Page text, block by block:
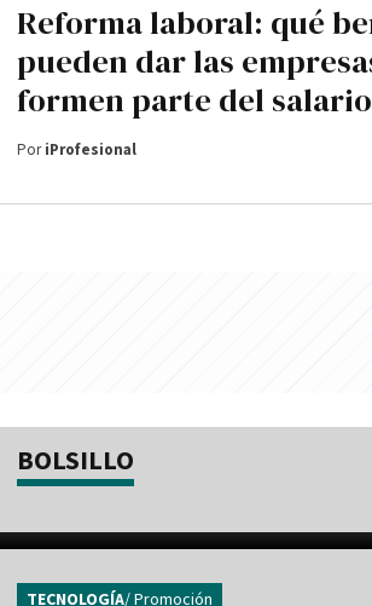
Reforma laboral: qué
pueden dar las
formen parte del salario
PoriProfesional
BOLSILLO
TECNOLOGÍA/ Promoción